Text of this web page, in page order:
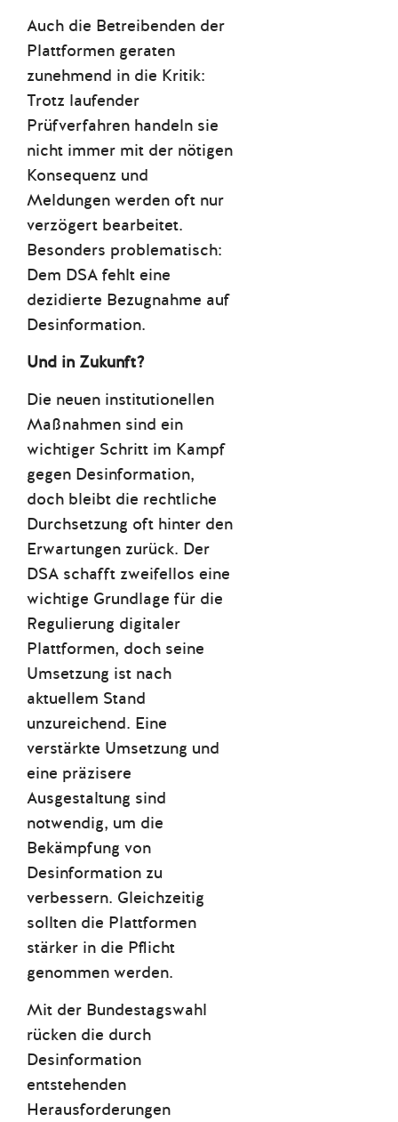
Auch die Betreibenden der
Plattformen geraten
zunehmend in die Kritik:
Trotz laufender
Prüfverfahren handeln sie
nicht immer mit der nötigen
Konsequenz und
Meldungen werden oft nur
verzögert bearbeitet.
Besonders problematisch:
Dem DSA fehlt eine
dezidierte Bezugnahme auf
Desinformation.
Und in Zukunft?
Die neuen institutionellen
Maßnahmen sind ein
wichtiger Schritt im Kampf
gegen Desinformation,
doch bleibt die rechtliche
Durchsetzung oft hinter den
Erwartungen zurück. Der
DSA schafft zweifellos eine
wichtige Grundlage für die
Regulierung digitaler
Plattformen, doch seine
Umsetzung ist nach
aktuellem Stand
unzureichend. Eine
verstärkte Umsetzung und
eine präzisere
Ausgestaltung sind
notwendig, um die
Bekämpfung von
Desinformation zu
verbessern. Gleichzeitig
sollten die Plattformen
stärker in die Pflicht
genommen werden.
Mit der Bundestagswahl
rücken die durch
Desinformation
entstehenden
Herausforderungen